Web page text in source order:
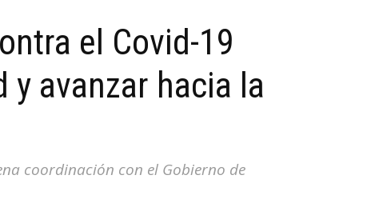
el Covid-19
y avanzar hacia la
coordinación con el Gobierno de